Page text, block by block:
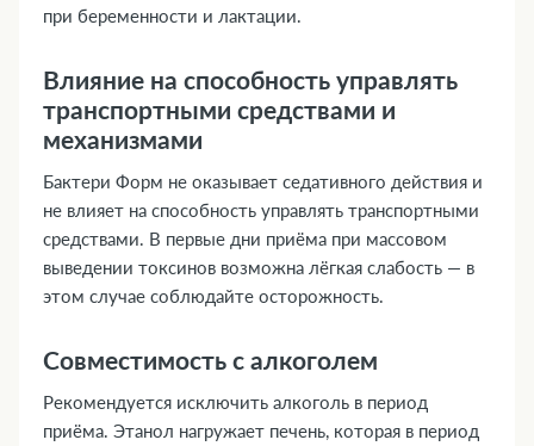
при беременности и лактации.
Влияние на способность управлять
транспортными средствами и
механизмами
Бактери Форм не оказывает седативного действия и
не влияет на способность управлять транспортными
средствами. В первые дни приёма при массовом
выведении токсинов возможна лёгкая слабость — в
этом случае соблюдайте осторожность.
Совместимость с алкоголем
Рекомендуется исключить алкоголь в период
приёма. Этанол нагружает печень, которая в период